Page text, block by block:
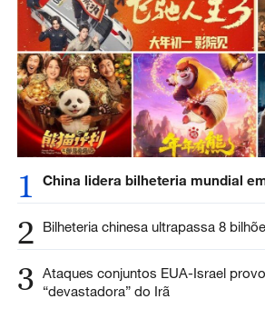
1 China lidera bilheteria mundial
2 Bilheteria chinesa ultrapassa 8
3 Ataques conjuntos EUA-Israel
“devastadora” do Irã